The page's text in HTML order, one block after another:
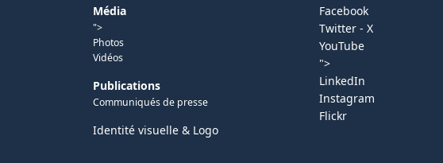
Média
">
Photos
Vidéos
Publications
Communiqués de presse
Identité visuelle & Logo
Facebook
Twitter - X
YouTube
">
LinkedIn
Instagram
Flickr